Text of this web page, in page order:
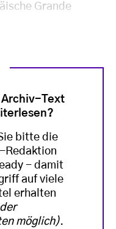
Grande
Archiv-Text
bitte die
Redaktion
- damit
auf viele
erhalten
möglich).